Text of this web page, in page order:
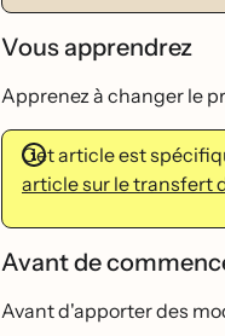
Vous apprendrez
Apprenez à changer le
Cet article est
article sur le transfert
Avant de
Avant d'apporter des